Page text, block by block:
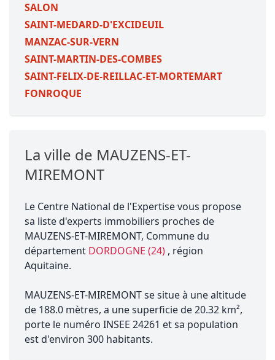
SALON
SAINT-MEDARD-D'EXCIDEUIL
MANZAC-SUR-VERN
SAINT-MARTIN-DES-COMBES
SAINT-FELIX-DE-REILLAC-ET-MORTEMART
FONROQUE
La ville de MAUZENS-ET-
MIREMONT
Le Centre National de l'Expertise vous propose
sa liste d'experts immobiliers proches de
MAUZENS-ET-MIREMONT, Commune du
département DORDOGNE (24) , région
Aquitaine.
MAUZENS-ET-MIREMONT se situe à une altitude
de 188.0 mètres, a une superficie de 20.32 km²,
porte le numéro INSEE 24261 et sa population
est d'environ 300 habitants.